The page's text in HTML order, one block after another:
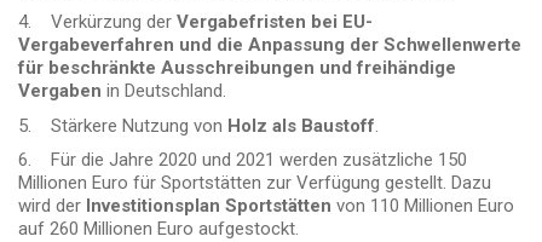
4. Verkürzung der Vergabefristen bei EU-
Vergabeverfahren und die Anpassung der Schwellenwerte
für beschränkte Ausschreibungen und freihändige
Vergaben in Deutschland.
5. Stärkere Nutzung von Holz als Baustoff.
6. Für die Jahre 2020 und 2021 werden zusätzliche 150
Millionen Euro für Sportstätten zur Verfügung gestellt. Dazu
wird der Investitionsplan Sportstätten von 110 Millionen Euro
auf 260 Millionen Euro aufgestockt.